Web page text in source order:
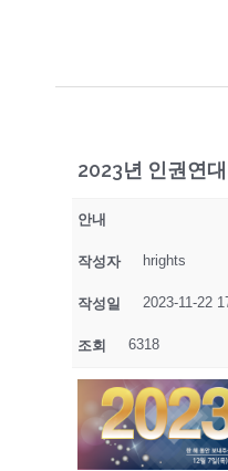
2023년 인권연
안내
작성자 hrights
작성일 2023-11-22
조회 6318